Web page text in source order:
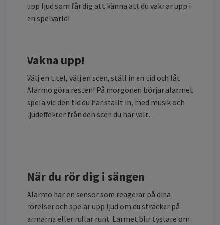
upp ljud som får dig att känna att du vaknar upp i
en spelvärld!
Vakna upp!
Välj en titel, välj en scen, ställ in en tid och låt
Alarmo göra resten! På morgonen börjar alarmet
spela vid den tid du har ställt in, med musik och
ljudeffekter från den scen du har valt.
När du rör dig i sängen
Alarmo har en sensor som reagerar på dina
rörelser och spelar upp ljud om du sträcker på
armarna eller rullar runt. Larmet blir tystare om